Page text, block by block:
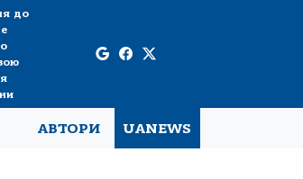
до
АВТОРИ UANEWS